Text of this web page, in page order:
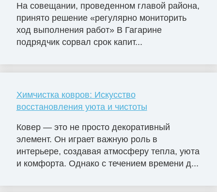
На совещании, проведенном главой района,
принято решение «регулярно мониторить
ход выполнения работ» В Гагарине
подрядчик сорвал срок капит...
Химчистка ковров: Искусство
восстановления уюта и чистоты
Ковер — это не просто декоративный
элемент. Он играет важную роль в
интерьере, создавая атмосферу тепла, уюта
и комфорта. Однако с течением времени д...